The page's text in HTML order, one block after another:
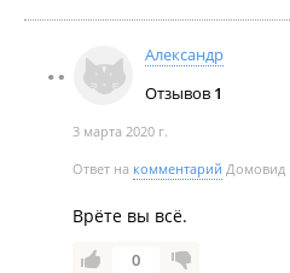
Александр
Отзывов 1
3 марта 2020 г.
Ответ на комментарий Домовид
Врёте вы всё.
0